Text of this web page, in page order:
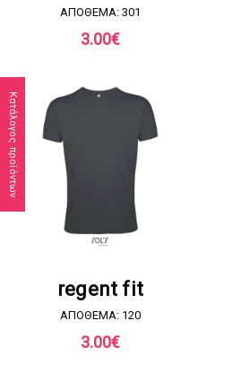
Κατάλογος προϊόντων
ΑΠΟΘΕΜΑ: 301
3.00€
regent fit
ΑΠΟΘΕΜΑ: 120
3.00€